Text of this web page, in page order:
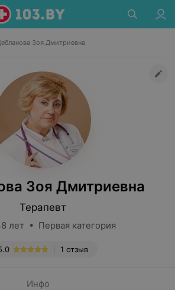
Зоя Дмитриевна
Зоя Дмитриевна
Терапевт
лет • Первая категория
1 отзыв
Инфо